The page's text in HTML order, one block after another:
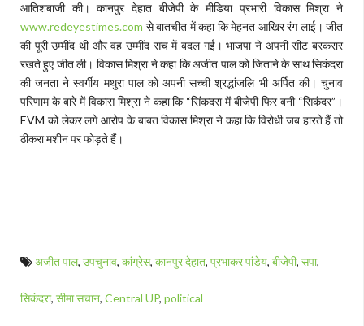
आतिशबाजी की। कानपुर देहात बीजेपी के मीडिया प्रभारी विकास मिश्रा ने
www.redeyestimes.com से बातचीत में कहा कि मेहनत आखिर रंग लाई। जीत
की पूरी उम्मींद थी और वह उम्मींद सच में बदल गई। भाजपा ने अपनी सीट बरकरार
रखते हुए जीत ली। विकास मिश्रा ने कहा कि अजीत पाल को जिताने के साथ सिकंदरा
की जनता ने स्वर्गीय मथुरा पाल को अपनी सच्ची श्रद्धांजलि भी अर्पित की। चुनाव
परिणाम के बारे में विकास मिश्रा ने कहा कि “सिंकदरा में बीजेपी फिर बनी “सिकंदर”।
EVM को लेकर लगे आरोप के बाबत विकास मिश्रा ने कहा कि विरोधी जब हारते हैं तो
ठीकरा मशीन पर फोड़ते हैं।
अजीत पाल, उपचुनाव, कांग्रेस, कानपुर देहात, प्रभाकर पांडेय, बीजेपी, सपा,
सिकंदरा, सीमा सचान, Central UP, political